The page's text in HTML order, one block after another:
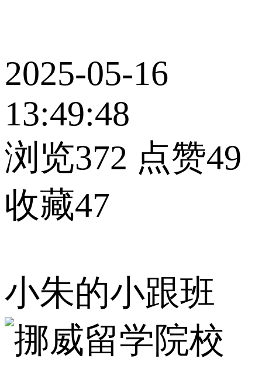
2025-05-16
13:49:48
浏览372 点赞49
收藏47
小朱的小跟班